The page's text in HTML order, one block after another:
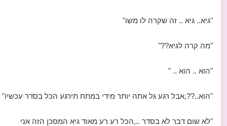
"גיא.. גיא .. זה שקרה לו משו"
"מה קרה לגיא??"
"הוא .. הוא .. "
"הוא..??,אבל רגע גל אתה יותר מידי במתח תירגע הכל בסדר עכשיו"
"לא שום דבר לא בסדר ..,הכל רע רע מאוד גיא המסכן הזה אני